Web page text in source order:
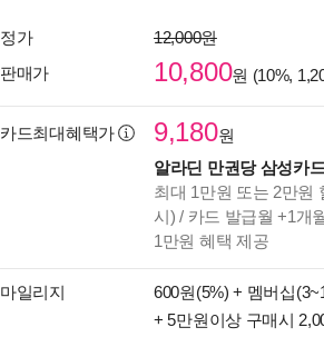
정가
12,000원
판매가
10,800원 (10%,
카드최대혜택가 9,180원
알라딘 만권당 삼성카
최대 1만원 또는 2만원
시) / 카드 발급월 +1개
1만원 혜택 제공
마일리지 600원(5%) + 멤버십
+ 5만원이상 구매시